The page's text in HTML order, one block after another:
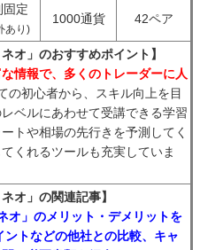
固定
あり)
1000通貨 42ペア
オ」のおすすめポイント】
情報で、多くのトレーダーに人
の初心者から、スキル向上を目
ベルにあわせて受講できる学習
トや相場の先行きを予測してく
くれるツールも充実していま
オ」の関連記事】
オ」のメリット・デメリットを
トなどの他社との比較、キャ